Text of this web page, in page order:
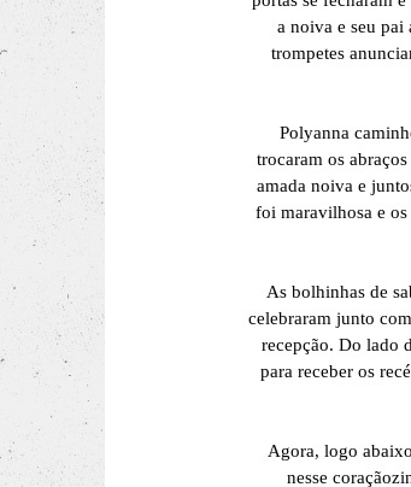
a noiva e seu pai
trompetes
Polyanna
trocaram os
amada noiva e
foi maravilhosa e
As bolhinhas de
celebraram junto
recepção. Do lado
para receber os
Agora, logo
nesse